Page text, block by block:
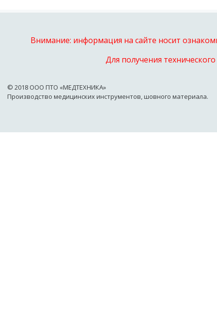
Внимание: информация на сайте носит
Для получения
© 2018 OOO ПТО «МЕДТЕХНИКА»
Производство медицинских инструментов, шовного материала.